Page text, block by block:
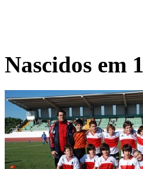
Nascidos em